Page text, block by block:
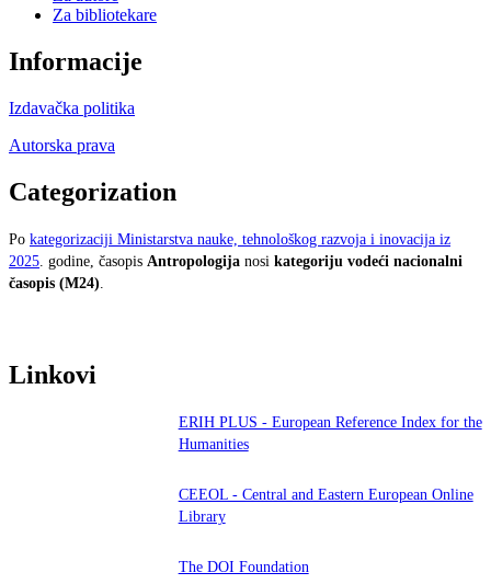
Za bibliotekare
Informacije
Izdavačka politika
Autorska prava
Categorization
Po kategorizaciji Ministarstva nauke, tehnološkog razvoja i inovacija iz
2025. godine, časopis Antropologija nosi kategoriju vodeći nacionalni
časopis (M24).
Linkovi
ERIH PLUS - European Reference Index for the
Humanities
CEEOL - Central and Eastern European Online
Library
The DOI Foundation